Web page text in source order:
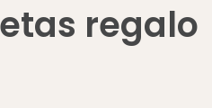
regalo